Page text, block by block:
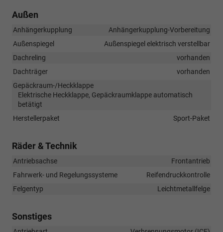
Außen
Anhängerkupplung
Anhängerkupplung-Vorbereitung
Außenspiegel
Außenspiegel elektrisch verstellbar
Dachreling
vorhanden
Dachträger
vorhanden
Gepäckraum-/Heckklappe
Elektrische Heckklappe, Gepäckraumklappe automatisch
betätigt
Herstellerpaket
Sport-Paket
Räder & Technik
Antriebsachse
Frontantrieb
Fahrwerk- und Regelungssysteme
Reifendruckkontrolle
Felgentyp
Leichtmetallfelge
Sonstiges